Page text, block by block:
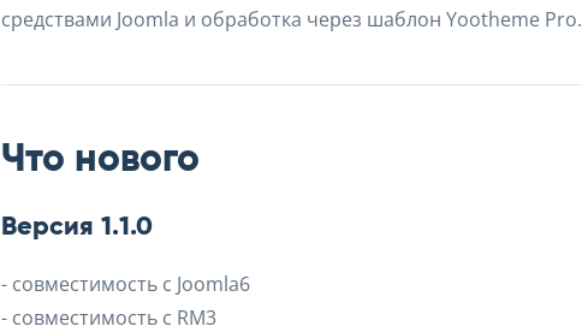
средствами Joomla и обработка через шаблон Yootheme Pro.
Что нового
Версия 1.1.0
- cовместимость с Joomla6
- cовместимость с RM3